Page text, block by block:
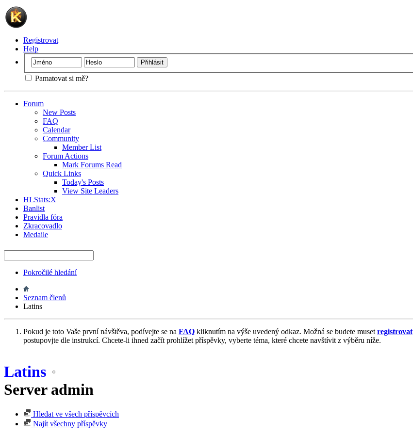
Registrovat
Help
Pamatovat si mě?
Forum
New Posts
FAQ
Calendar
Community
Member List
Forum Actions
Mark Forums Read
Quick Links
Today's Posts
View Site Leaders
HLStats:X
Banlist
Pravidla fóra
Zkracovadlo
Medaile
Pokročilé hledání
Seznam členů
Latins
Pokud je toto Vaše první návštěva, podívejte se na FAQ kliknutím na výše uvedený odkaz. Možná se budete muset registrovat
postupovjte dle instrukcí. Chcete-li ihned začít prohlížet příspěvky, vyberte téma, které chcete navštívit z výběru níže.
Latins
Server admin
Hledat ve všech příspěvcích
Najít všechny příspěvky